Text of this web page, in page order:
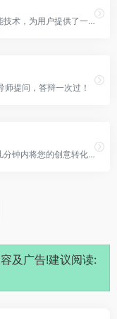
熊猫办公AIPPT结合最前沿的AI人工智能技术，为用户提供了一站式PPT生成与写作方案。支持PPT大纲自动生成，AI图文模板自动搭配、在线播放演示以及多格式导出功能。
提问，答辩一次过！
PPT.AI：全球最佳 AI PPT 制作工具。几分钟内将您的创意转化为专业的演示文稿，节省 95% 的创作时间。
及广告!建议阅读: